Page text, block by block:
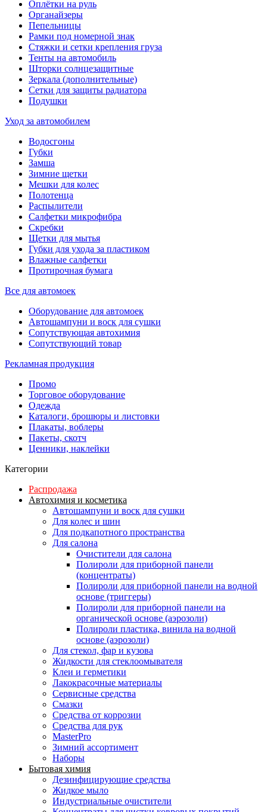
Оплётки на руль
Органайзеры
Пепельницы
Рамки под номерной знак
Стяжки и сетки крепления груза
Тенты на автомобиль
Шторки солнцезащитные
Зеркала (дополнительные)
Сетки для защиты радиатора
Подушки
Уход за автомобилем
Водосгоны
Губки
Замша
Зимние щетки
Мешки для колес
Полотенца
Распылители
Салфетки микрофибра
Скребки
Щетки для мытья
Губки для ухода за пластиком
Влажные салфетки
Протирочная бумага
Все для автомоек
Оборудование для автомоек
Автошампуни и воск для сушки
Сопутствующая автохимия
Сопутствующий товар
Рекламная продукция
Промо
Торговое оборудование
Одежда
Каталоги, брошюры и листовки
Плакаты, воблеры
Пакеты, скотч
Ценники, наклейки
Категории
Распродажа
Автохимия и косметика
Автошампуни и воск для сушки
Для колес и шин
Для подкапотного пространства
Для салона
Очистители для салона
Полироли для приборной панели
(концентраты)
Полироли для приборной панели на водной
основе (триггеры)
Полироли для приборной панели на
органической основе (аэрозоли)
Полироли пластика, винила на водной
основе (аэрозоли)
Для стекол, фар и кузова
Жидкости для стеклоомывателя
Клеи и герметики
Лакокрасочные материалы
Сервисные средства
Смазки
Средства от коррозии
Средства для рук
MasterPro
Зимний ассортимент
Наборы
Бытовая химия
Дезинфицирующие средства
Жидкое мыло
Индустриальные очистители